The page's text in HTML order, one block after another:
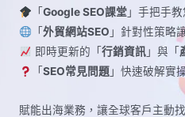
「 Google SEO課堂」手把手
「 外貿網站SEO 」針對性策略
即時更新的「 行銷資訊」與「
「 SEO常見問題」快速破解實
賦能出海業務，讓全球​​客戶主動找